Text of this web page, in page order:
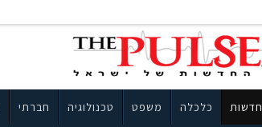
חדשות כלכלה משפט טכנולוגיה חברתי